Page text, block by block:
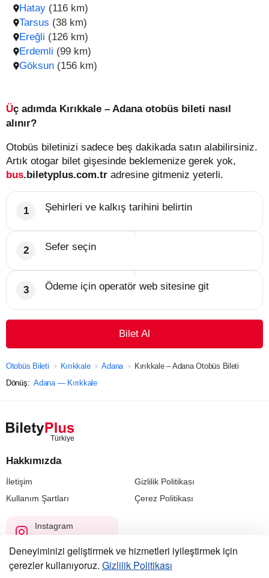
Hatay (116 km)
Tarsus (38 km)
Ereğli (126 km)
Erdemli (99 km)
Göksun (156 km)
Üç adımda Kırıkkale – Adana otobüs bileti nasıl
alınır?
Otobüs biletinizi sadece beş dakikada satın alabilirsiniz.
Artık otogar bilet gişesinde beklemenize gerek yok,
bus.biletyplus.com.tr adresine gitmeniz yeterli.
Şehirleri ve kalkış tarihini belirtin
Sefer seçin
Ödeme için operatör web sitesine git
Bilet Al
Otobüs Bileti Kırıkkale Adana
Kırıkkale – Adana Otobüs Bileti
Dönüş: Adana — Kırıkkale
Hakkımızda
İletişim
Gizlilik Politikası
Kullanım Şartları
Çerez Politikası
Instagram
@biletyplus_turkiye
© 2023 — 2026, Biletyplus, Innovative Travel Technologies, LLC.
Deneyiminizi geliştirmek ve hizmetleri iyileştirmek için
çerezler kullanıyoruz. Gizlilik Politikası